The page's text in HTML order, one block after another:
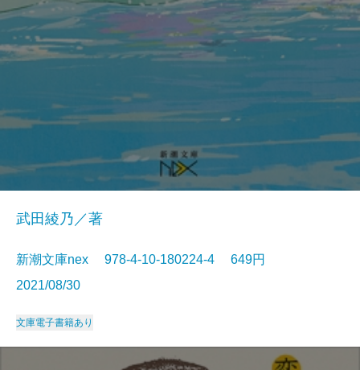
武田綾乃／著
新潮文庫nex 978-4-10-180224-4 649円
2021/08/30
文庫電子書籍あり